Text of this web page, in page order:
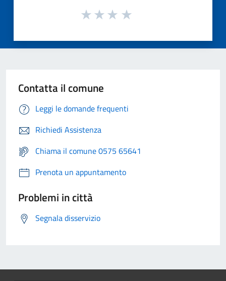
Contatta il comune
Leggi le domande frequenti
Richiedi Assistenza
Chiama il comune 0575 65641
Prenota un appuntamento
Problemi in città
Segnala disservizio